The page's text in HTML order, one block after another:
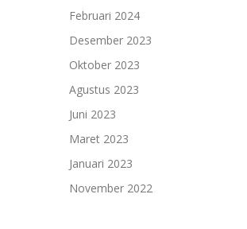
Februari 2024
Desember 2023
Oktober 2023
Agustus 2023
Juni 2023
Maret 2023
Januari 2023
November 2022